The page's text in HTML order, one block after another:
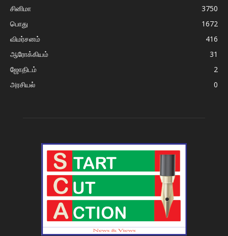
சினிமா
3750
பொது
1672
விமர்சனம்
416
ஆரோக்கியம்
31
ஜோதிடம்
2
அரசியல்
0